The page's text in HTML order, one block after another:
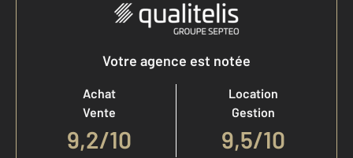
Votre agence est notée
Achat
Vente
9,2/10
Location
Gestion
9,5/10